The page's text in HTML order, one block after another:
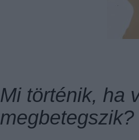
Mi történik, ha
megbetegszik?